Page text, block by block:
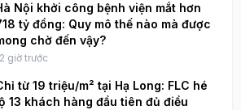
Nội khởi công bệnh viện mắt hơn
tỷ đồng: Quy mô thế nào mà được
chờ đến vậy?
giờ trước
từ 19 triệu/m² tại Hạ Long: FLC hé
13 khách hàng đầu tiên đủ điều